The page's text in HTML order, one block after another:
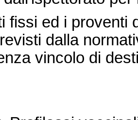
ed i proventi
dalla
vincolo di